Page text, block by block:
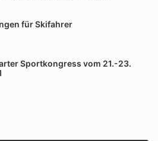
für Skifahrer
Sportkongress vom 21.-23.